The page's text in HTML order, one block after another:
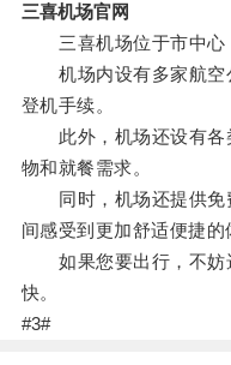
三喜机场官网
三喜机场位于市中心
机场内设有多家航空
登机手续。
此外，机场还设有各
物和就餐需求。
同时，机场还提供免
间感受到更加舒适便捷的
如果您要出行，不妨
快。
#3#